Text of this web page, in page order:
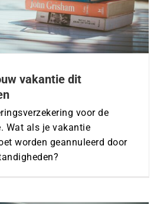
vakantie dit
voor de
Wat als je vakantie
worden geannuleerd door